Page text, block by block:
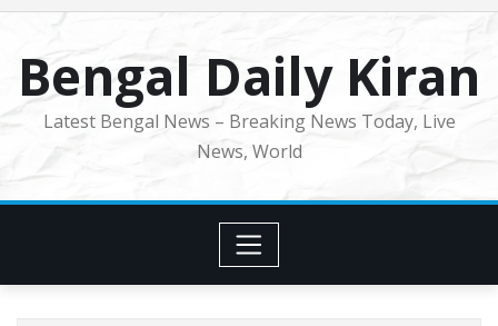
Bengal Daily Kiran
Latest Bengal News – Breaking News Today, Live
News, World